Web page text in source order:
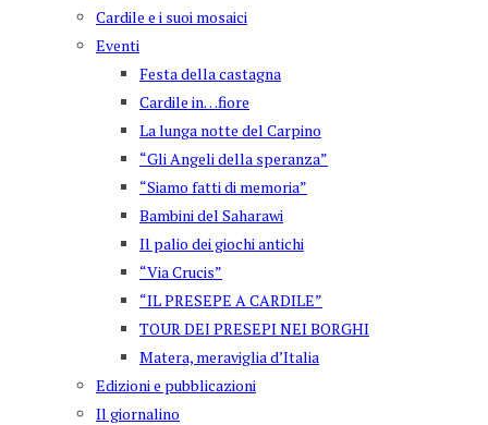
Cardile e i suoi mosaici
Eventi
Festa della castagna
Cardile in…fiore
La lunga notte del Carpino
“Gli Angeli della speranza”
“Siamo fatti di memoria”
Bambini del Saharawi
Il palio dei giochi antichi
“Via Crucis”
“IL PRESEPE A CARDILE”
TOUR DEI PRESEPI NEI BORGHI
Matera, meraviglia d’Italia
Edizioni e pubblicazioni
Il giornalino